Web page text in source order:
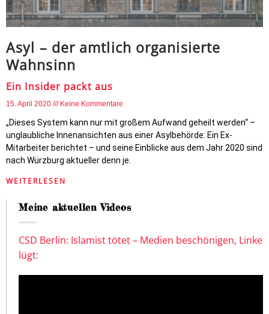
Asyl – der amtlich organisierte
Wahnsinn
Ein Insider packt aus
15. April 2020 Keine Kommentare
„Dieses System kann nur mit großem Aufwand geheilt werden“ –
unglaubliche Innenansichten aus einer Asylbehörde: Ein Ex-
Mitarbeiter berichtet – und seine Einblicke aus dem Jahr 2020 sind
nach Würzburg aktueller denn je.
WEITERLESEN
Meine aktuellen Videos
CSD Berlin: Islamist tötet – Medien beschönigen, Linke
lügt: